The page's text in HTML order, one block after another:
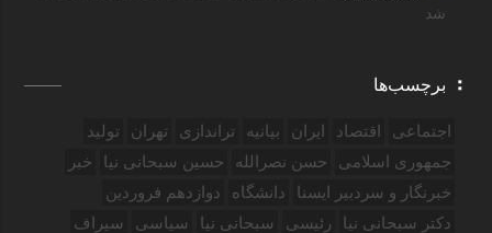
شد
برچسب‌ها
اجتماعی اقتصاد ایران بیانیه تراندازی تهران
تولید
جمهوری اسلامی
حسن نصرالله حسین سبحانی نیا
خبر
خبرنگار و سردبیر ایسنا
دانشگاه
دوازدهم فروردین‌
دکتر سبحانی نیا
رئیسی سبحانی نیا سیاسی
سیراف